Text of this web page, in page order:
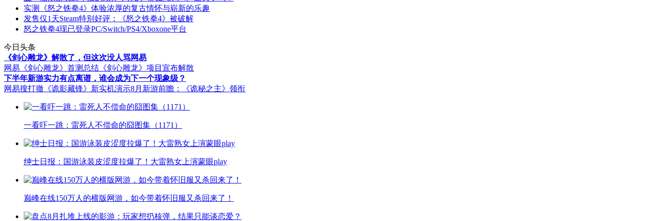
实测《怒之铁拳4》体验浓厚的复古情怀与崭新的乐趣
发售仅1天Steam特别好评：《怒之铁拳4》被破解
怒之铁拳4现已登录PC/Switch/PS4/Xboxone平台
今日头条
《剑心雕龙》解散了，但这次没人骂网易
网易《剑心雕龙》首测总结 《剑心雕龙》项目宣布解散
下半年新游实力有点离谱，谁会成为下一个现象级？
网易搜打撤《诡影藏锋》新实机演示8月新游前瞻：《诡秘之主》领衔
一看吓一跳：雷死人不偿命的囧图集（1171）
绅士日报：国游泳装皮涩度拉爆了！大雷熟女上演蒙眼play
巅峰在线150万人的横版网游，如今带着怀旧服又杀回来了！